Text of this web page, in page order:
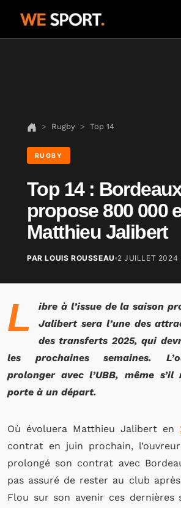
Rugby Top 14
RUGBY
Top 14 :
propose 800 000
Matthieu Jalibert
PAR LOUIS ROUSSEAU 2 JUILLET 2024
L
ibre à l’issue de la saison
Jalibert sera l’une des
des transferts 2025, qui
les prochaines semaines.
prolonger avec l’UBB, même
porte à un départ.
Où évoluera Matthieu Jalibert en
contrat en juin prochain,
prolongé son contrat avec
pas assuré de rester au club
Flou sur son avenir ces dernières